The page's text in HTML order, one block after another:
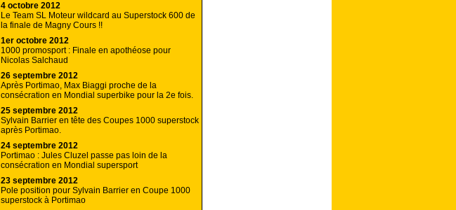
4 octobre 2012
Le Team SL Moteur wildcard au Superstock 600 de
la finale de Magny Cours !!
1er octobre 2012
1000 promosport : Finale en apothéose pour
Nicolas Salchaud
26 septembre 2012
Après Portimao, Max Biaggi proche de la
consécration en Mondial superbike pour la 2e fois.
25 septembre 2012
Sylvain Barrier en tête des Coupes 1000 superstock
après Portimao.
24 septembre 2012
Portimao : Jules Cluzel passe pas loin de la
consécration en Mondial supersport
23 septembre 2012
Pole position pour Sylvain Barrier en Coupe 1000
superstock à Portimao